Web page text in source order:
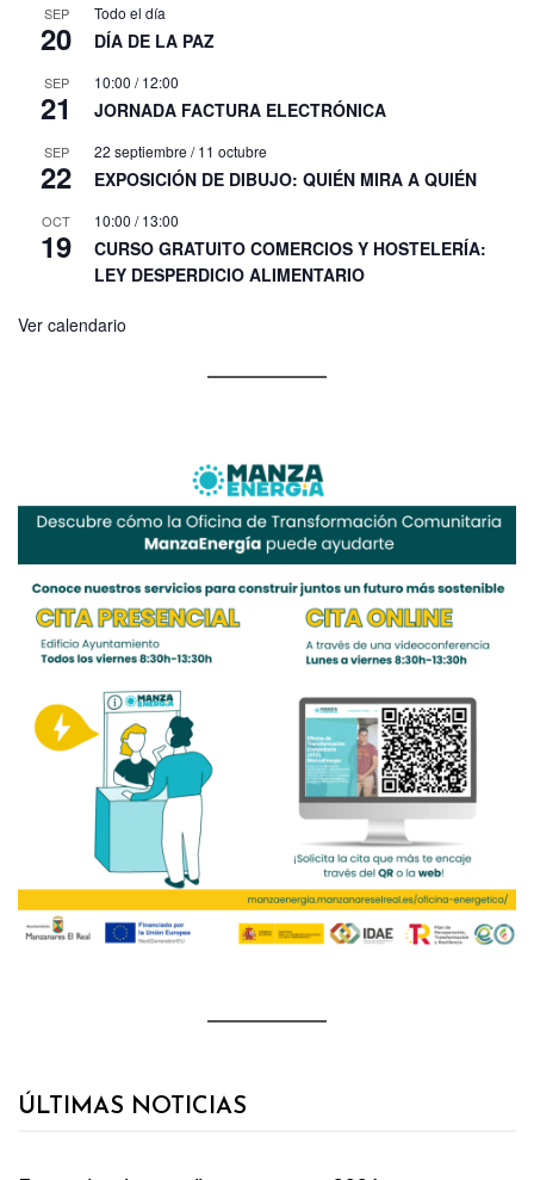
SEP
20
Todo el día
DÍA DE LA PAZ
SEP
21
10:00 /12:00
JORNADA FACTURA ELECTRÓNICA
SEP
22
22 septiembre /11 octubre
EXPOSICIÓN DE DIBUJO: QUIÉN MIRA A QUIÉN
OCT
19
10:00 /13:00
CURSO GRATUITO COMERCIOS Y HOSTELERÍA:
LEY DESPERDICIO ALIMENTARIO
Ver calendario
ÚLTIMAS NOTICIAS